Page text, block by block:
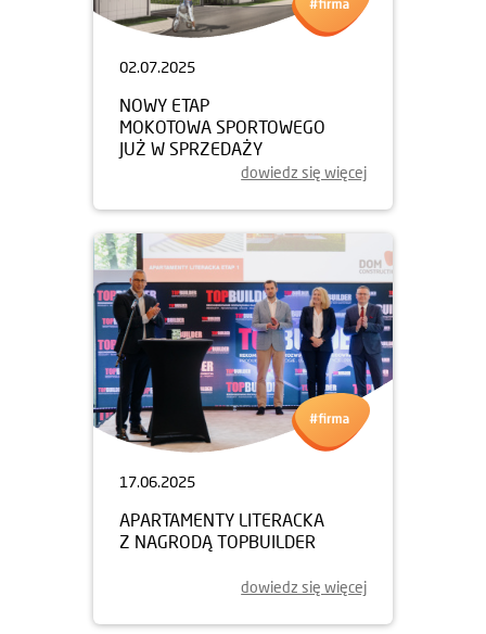
02.07.2025
NOWY ETAP
MOKOTOWA SPORTOWEGO
JUŻ W SPRZEDAŻY
dowiedz się więcej
17.06.2025
APARTAMENTY LITERACKA
Z NAGRODĄ TOPBUILDER
dowiedz się więcej